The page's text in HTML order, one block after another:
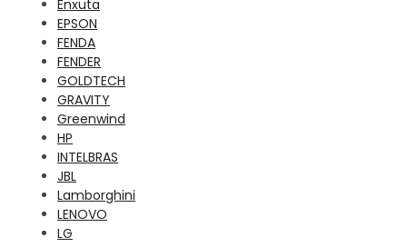
Enxuta
EPSON
FENDA
FENDER
GOLDTECH
GRAVITY
Greenwind
HP
INTELBRAS
JBL
Lamborghini
LENOVO
LG